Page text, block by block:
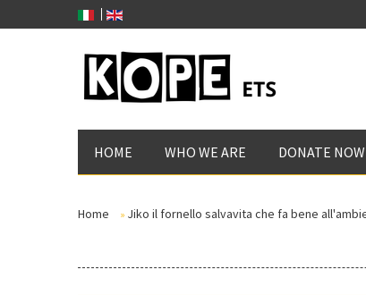
HOME WHO WE ARE DONATE NOW
Home » Jiko il fornello salvavita che fa bene